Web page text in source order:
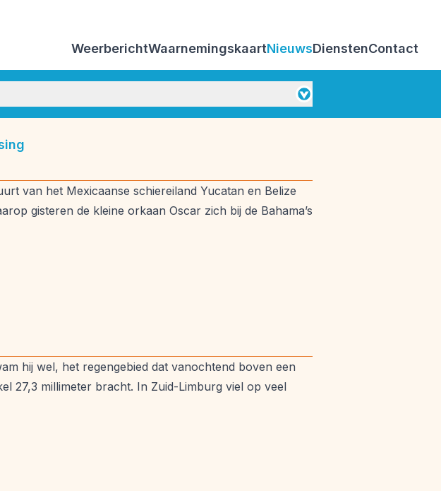
WeerberichtWaarnemingskaartNieuwsDienstenContact
van het Mexicaanse schiereiland Yucatan en Belize
gisteren de kleine orkaan Oscar zich bij de Bahama’s
hij wel, het regengebied dat vanochtend boven een
27,3 millimeter bracht. In Zuid-Limburg viel op veel